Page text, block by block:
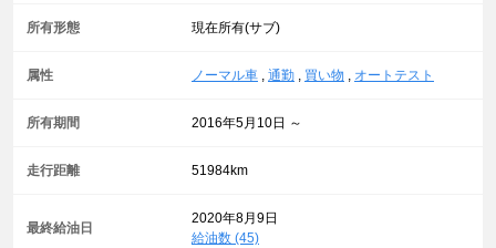
所有形態 現在所有(サブ)
属性 ノーマル車 , 通勤 , 買い物 , オートテスト
所有期間 2016年5月10日 ～
走行距離 51984km
最終給油日
2020年8月9日
給油数 (45)